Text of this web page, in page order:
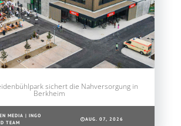
sichert die Nahversorgung in
Berkheim
MEDIA | INGO
TEAM
AUG. 07, 2026